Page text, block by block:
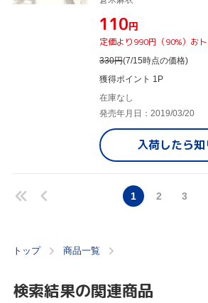
¥110円
定価より990円（90%）おト
330円(7/15時点の価格)
獲得ポイント 1P
在庫なし
発売年月日：2019/03/20
入荷したら知
1 2 3
トップ 商品一覧
検索結果の関連商品